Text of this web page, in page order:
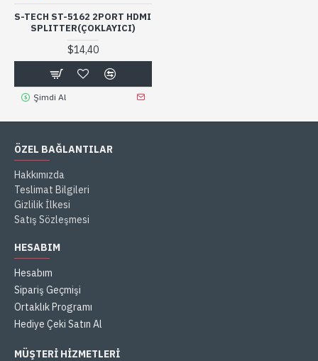
S-TECH ST-5162 2PORT HDMI
SPLITTER(ÇOKLAYICI)
$14,40
Şimdi Al
ÖZEL BAĞLANTILAR
Hakkımızda
Teslimat Bilgileri
Gizlilik İlkesi
Satış Sözleşmesi
HESABIM
Hesabım
Sipariş Geçmişi
Ortaklık Programı
Hediye Çeki Satın Al
MÜŞTERI HIZMETLERI